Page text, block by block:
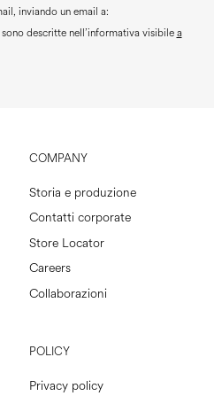
inviando un email a:
descritte nell’informativa visibilea
COMPANY
Storia e produzione
Contatti corporate
Store Locator
Careers
Collaborazioni
POLICY
Privacy policy